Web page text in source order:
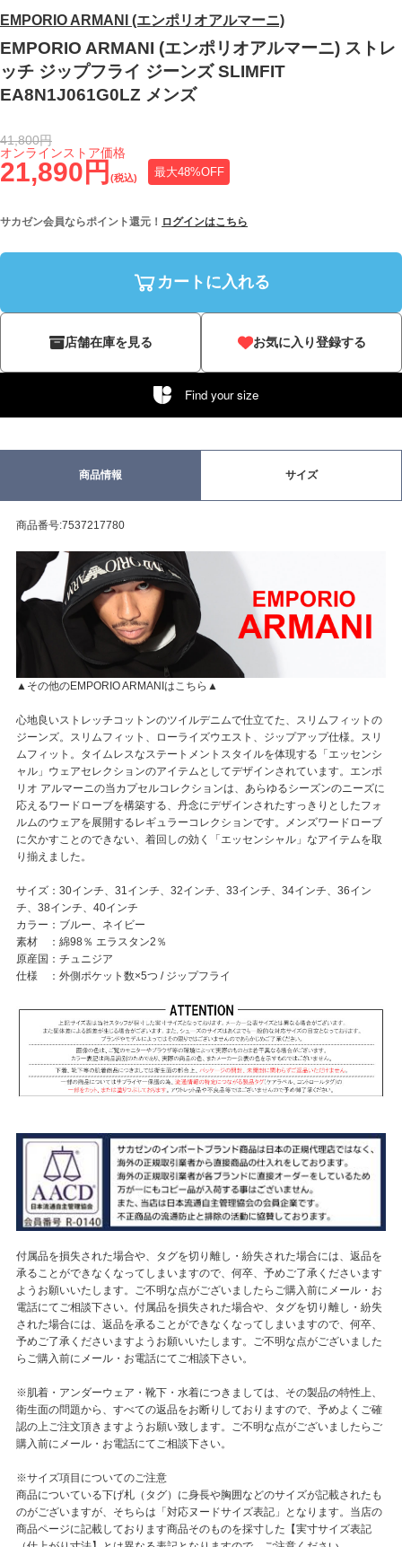
EMPORIO ARMANI (エンポリオアルマーニ)
EMPORIO ARMANI (エンポリオアルマーニ) ストレ
ッチ ジップフライ ジーンズ SLIMFIT
EA8N1J061G0LZ メンズ
21,890円 (税込) 最大48%OFF
オンラインストア価格
41,800円
サカゼン会員ならポイント還元！ ログインはこちら
カートに入れる
店舗在庫を見る お気に入り登録する
Find your size
商品情報 サイズ
商品番号:7537217780
▲その他のEMPORIO ARMANIはこちら▲
心地良いストレッチコットンのツイルデニムで仕立てた、スリムフィットの
ジーンズ。スリムフィット、ローライズウエスト、ジップアップ仕様。スリ
ムフィット。タイムレスなステートメントスタイルを体現する「エッセンシ
ャル」ウェアセレクションのアイテムとしてデザインされています。エンポ
リオ アルマーニの当カプセルコレクションは、あらゆるシーズンのニーズに
応えるワードローブを構築する、丹念にデザインされたすっきりとしたフォ
ルムのウェアを展開するレギュラーコレクションです。メンズワードローブ
に欠かすことのできない、着回しの効く「エッセンシャル」なアイテムを取
り揃えました。
サイズ：30インチ、31インチ、32インチ、33インチ、34インチ、36イン
チ、38インチ、40インチ
カラー：ブルー、ネイビー
素材 ：綿98％ エラスタン2％
原産国：チュニジア
仕様 ：外側ポケット数×5つ / ジップフライ
付属品を損失された場合や、タグを切り離し・紛失された場合には、返品を
承ることができなくなってしまいますので、何卒、予めご了承くださいます
ようお願いいたします。ご不明な点がございましたらご購入前にメール・お
電話にてご相談下さい。付属品を損失された場合や、タグを切り離し・紛失
された場合には、返品を承ることができなくなってしまいますので、何卒、
予めご了承くださいますようお願いいたします。ご不明な点がございました
らご購入前にメール・お電話にてご相談下さい。
※肌着・アンダーウェア・靴下・水着につきましては、その製品の特性上、
衛生面の問題から、すべての返品をお断りしておりますので、予めよくご確
認の上ご注文頂きますようお願い致します。ご不明な点がございましたらご
購入前にメール・お電話にてご相談下さい。
※サイズ項目についてのご注意
商品についている下げ札（タグ）に身長や胸囲などのサイズが記載されたも
のがございますが、そちらは「対応ヌードサイズ表記」となります。当店の
商品ページに記載しております商品そのものを採寸した【実寸サイズ表記